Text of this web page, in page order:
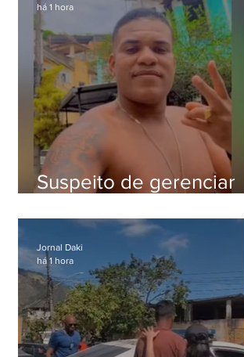
Suspeito de gerenciar
após meses foragido
há 1 hora
Jornal Daki
há 1 hora